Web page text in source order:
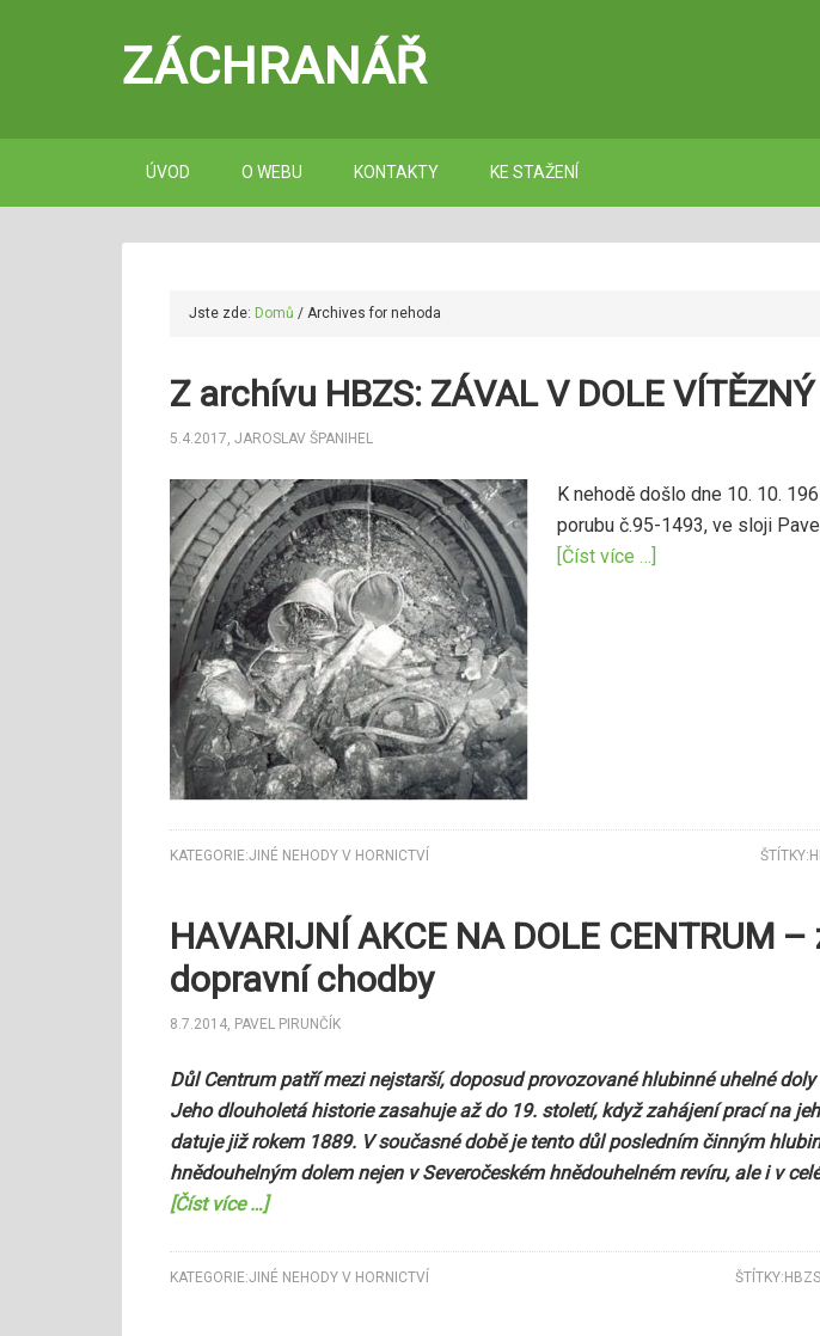
ZÁCHRANÁŘ
ÚVOD O WEBU KONTAKTY KE STAŽENÍ
Jste zde: Domů / Archives for nehoda
Z archívu HBZS: ZÁVAL V DOLE
5.4.2017, JAROSLAV ŠPANIHEL
K nehodě došlo dne 10. 10.
porubu č.95-1493, ve sloji
[Číst více …]
KATEGORIE:JINÉ NEHODY V HORNICTVÍ ŠTÍTKY:
HAVARIJNÍ AKCE NA DOLE CENTRUM –
dopravní chodby
8.7.2014, PAVEL PIRUNČÍK
Důl Centrum patří mezi nejstarší, doposud provozované hlubinné uhelné doly
Jeho dlouholetá historie zasahuje až do 19. století, když zahájení prací na
datuje již rokem 1889. V současné době je tento důl posledním činným
hnědouhelným dolem nejen v Severočeském hnědouhelném revíru, ale i v
[Číst více …]
KATEGORIE:JINÉ NEHODY V HORNICTVÍ ŠTÍTKY: HBZS